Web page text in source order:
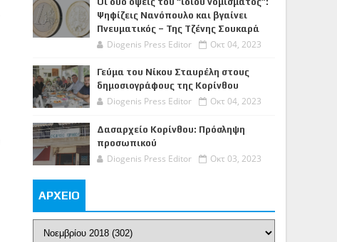
Ψηφίζεις Νανόπουλο και βγαίνει
Πνευματικός – Της Τζένης Σουκαρά
Diogenis Press Editor Οκτ 04, 2023
Γεύμα του Νίκου Σταυρέλη στους
δημοσιογράφους της Κορίνθου
Diogenis Press Editor Οκτ 04, 2023
Δασαρχείο Κορίνθου: Πρόσληψη
προσωπικού
Diogenis Press Editor Οκτ 03, 2023
ΑΡΧΕΙΟ